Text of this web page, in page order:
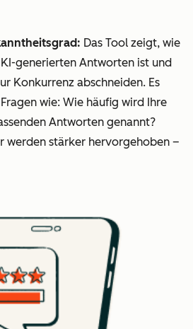
Das Tool zeigt, wie
generierten Antworten ist und
Konkurrenz abschneiden. Es
wie: Wie häufig wird Ihre
Antworten genannt?
werden stärker hervorgehoben –